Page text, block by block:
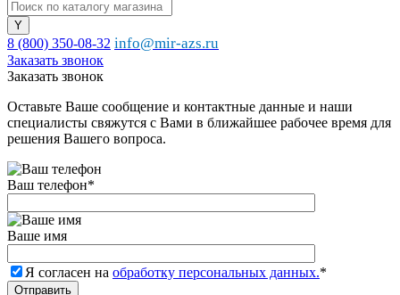
8 (800) 350-08-32 info@mir-azs.ru
Заказать звонок
Заказать звонок
Оставьте Ваше сообщение и контактные данные и наши
специалисты свяжутся с Вами в ближайшее рабочее время для
решения Вашего вопроса.
Ваш телефон*
Ваше имя
Я согласен на обработку персональных данных.*